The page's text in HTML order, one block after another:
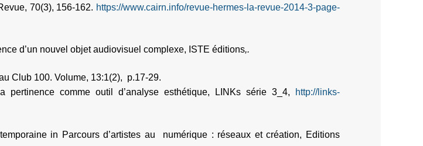
70(3), 156-162. https://www.cairn.info/revue-hermes-la-revue-2014-3-page-
d’un nouvel objet audiovisuel complexe, ISTE éditions,.
Club 100. Volume, 13:1(2), p.17-29.
comme outil d’analyse esthétique, LINKs série 3_4,
http://links-
in Parcours d’artistes au numérique : réseaux et création, Editions